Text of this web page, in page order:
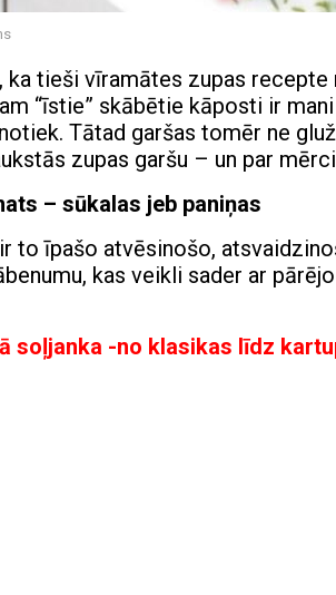
ka tieši vīramātes zupas
“īstie” skābētie kāposti ir
Tātad garšas tomēr ne
zupas garšu – un par
– sūkalas jeb paniņas
to īpašo atvēsinošo,
kas veikli sader ar
soļjanka -no klasikas līdz